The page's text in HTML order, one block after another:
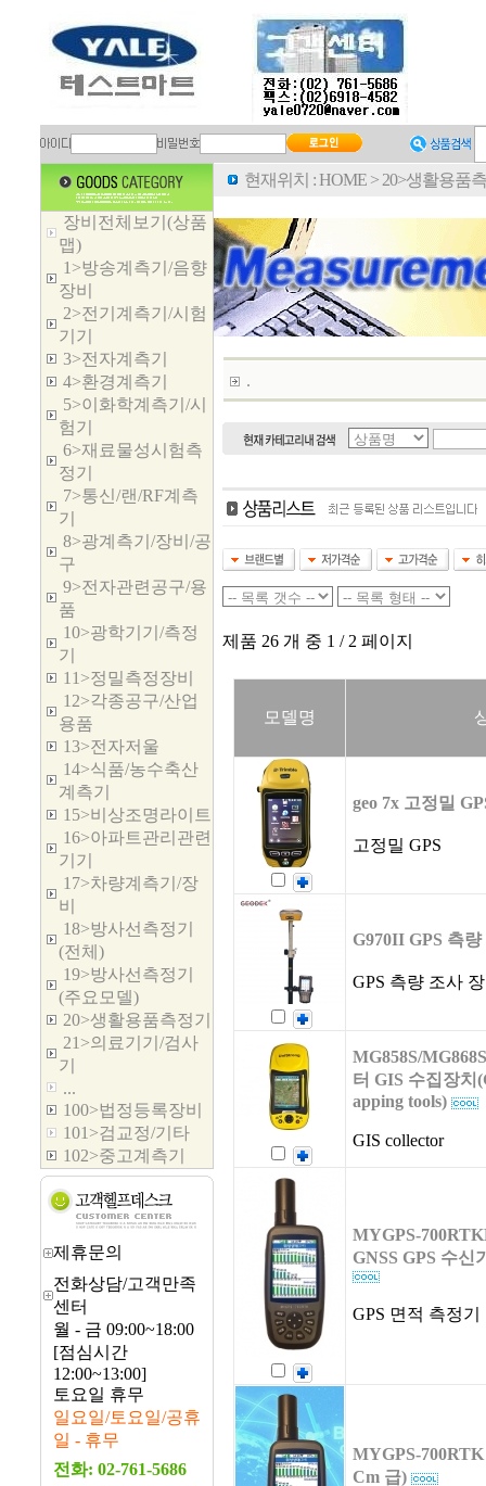
장비전체보기(상품
맵)
1>방송계측기/음향
장비
2>전기계측기/시험
기기
3>전자계측기
4>환경계측기
5>이화학계측기/시
험기
6>재료물성시험측
정기
7>통신/랜/RF계측
기
8>광계측기/장비/공
구
9>전자관련공구/용
품
10>광학기기/측정
기
11>정밀측정장비
12>각종공구/산업
용품
13>전자저울
14>식품/농수축산
계측기
15>비상조명라이트
16>아파트관리관련
기기
17>차량계측기/장
비
18>방사선측정기
(전체)
19>방사선측정기
(주요모델)
20>생활용품측정기
21>의료기기/검사
기
...
100>법정등록장비
101>검교정/기타
102>중고계측기
제휴문의
전화상담/고객만족
센터
월 - 금 09:00~18:00
[점심시간
12:00~13:00]
토요일 휴무
일요일/토요일/공휴
일 - 휴무
전화: 02-761-5686
현재위치 :HOME > 20>생활용품
.
제품 26 개 중 1 / 2 페이지
모델명
geo 7x 고정밀
고정밀 GPS
G970II GPS 측량
GPS 측량 조사
MG858S/
터 GIS 수집장치
apping tools)
GIS collector
MYGPS-
GNSS GPS 수신
GPS 면적 측정기
MYGPS-
Cm 급)